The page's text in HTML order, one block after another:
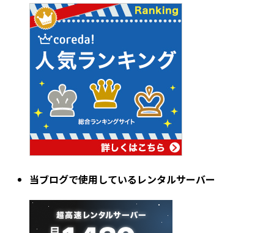
当ブログで使用しているレンタルサーバー